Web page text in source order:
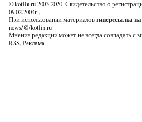
© kotlin.ru 2003-2020. Свидетельство о
09.02.2004г.,
При использовании материаловгиперссылка
news/@/kotlin.ru
Мнение редакции может не всегда совпадать с
RSS,Реклама